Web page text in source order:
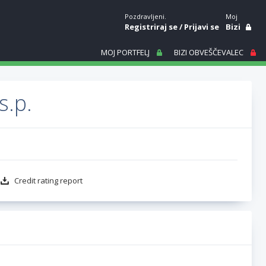
Pozdravljeni.
Registriraj se/Prijavi se
Moj
Bizi
MOJ PORTFELJ BIZI OBVEŠČEVALEC
Credit rating report